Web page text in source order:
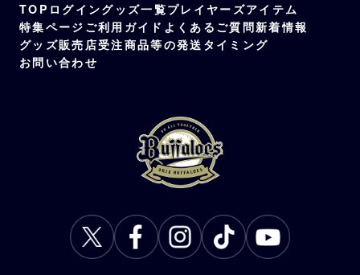
TOP ログイングッズ一覧プレイヤーズアイテム
特集ページ ご利用ガイド よくあるご質問新着情報
グッズ販売店受注商品等の発送タイミング
お問い合わせ